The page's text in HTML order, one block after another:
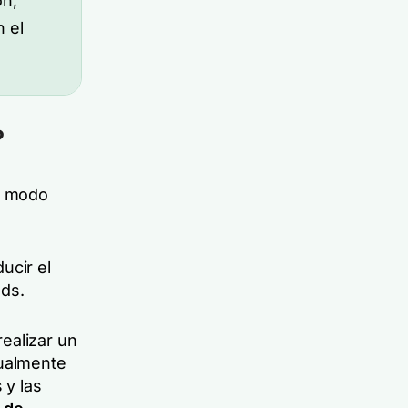
el
modo
el
un
y las